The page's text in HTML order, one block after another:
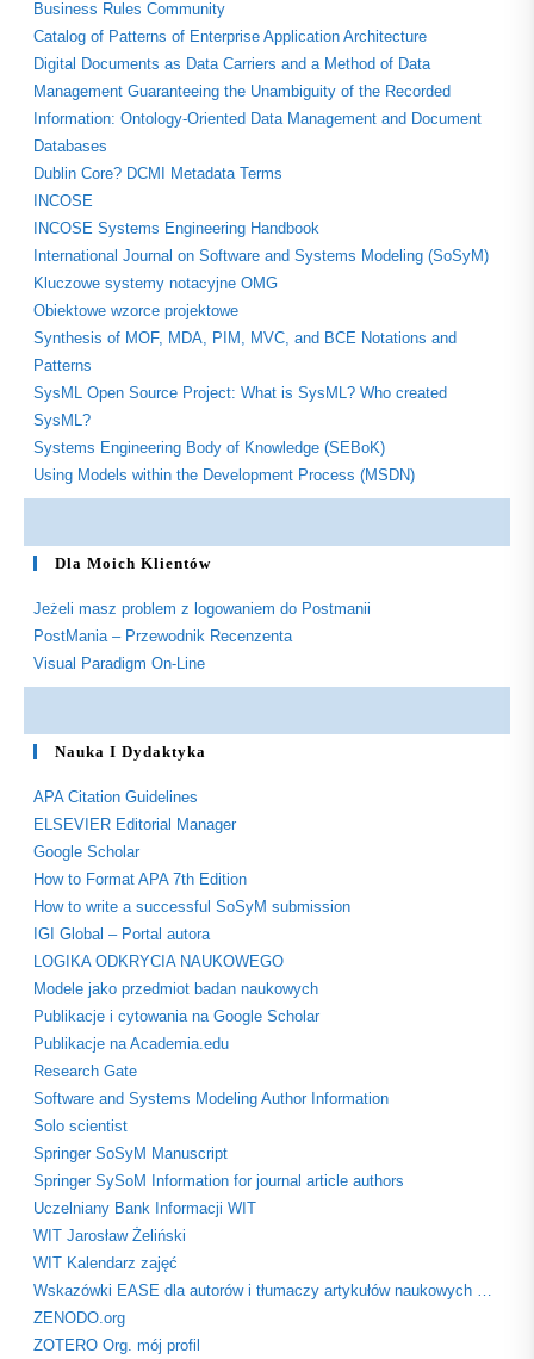
Business Rules Community
Catalog of Patterns of Enterprise Application Architecture
Digital Documents as Data Carriers and a Method of Data
Management Guaranteeing the Unambiguity of the Recorded
Information: Ontology-Oriented Data Management and Document
Databases
Dublin Core? DCMI Metadata Terms
INCOSE
INCOSE Systems Engineering Handbook
International Journal on Software and Systems Modeling (SoSyM)
Kluczowe systemy notacyjne OMG
Obiektowe wzorce projektowe
Synthesis of MOF, MDA, PIM, MVC, and BCE Notations and
Patterns
SysML Open Source Project: What is SysML? Who created
SysML?
Systems Engineering Body of Knowledge (SEBoK)
Using Models within the Development Process (MSDN)
Dla Moich Klientów
Jeżeli masz problem z logowaniem do Postmanii
PostMania – Przewodnik Recenzenta
Visual Paradigm On-Line
Nauka I Dydaktyka
APA Citation Guidelines
ELSEVIER Editorial Manager
Google Scholar
How to Format APA 7th Edition
How to write a successful SoSyM submission
IGI Global – Portal autora
LOGIKA ODKRYCIA NAUKOWEGO
Modele jako przedmiot badan naukowych
Publikacje i cytowania na Google Scholar
Publikacje na Academia.edu
Research Gate
Software and Systems Modeling Author Information
Solo scientist
Springer SoSyM Manuscript
Springer SySoM Information for journal article authors
Uczelniany Bank Informacji WIT
WIT Jarosław Żeliński
WIT Kalendarz zajęć
Wskazówki EASE dla autorów i tłumaczy artykułów naukowych …
ZENODO.org
ZOTERO Org. mój profil